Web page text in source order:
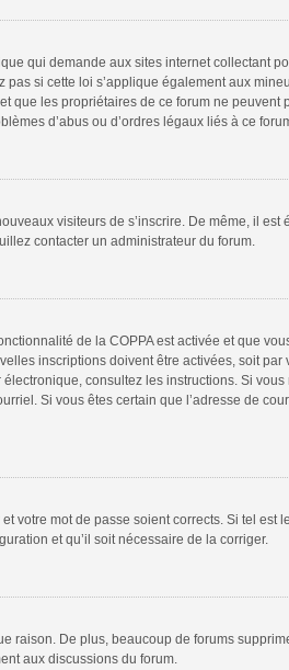
qui demande aux sites internet collectant
si cette loi s’applique également aux
les propriétaires de ce forum ne
d’abus ou d’ordres légaux liés à ce
visiteurs de s’inscrire. De même, il
contacter un administrateur du forum.
de la COPPA est activée et que
inscriptions doivent être activées, soit
consultez les instructions. Si
Si vous êtes certain que l’adresse de
votre mot de passe soient corrects. Si tel
et qu’il soit nécessaire de la corriger.
raison. De plus, beaucoup de forums
aux discussions du forum.